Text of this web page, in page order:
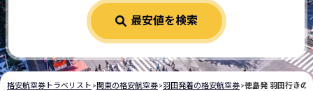
最安値を検索
格安航空券トラベリスト > 関東の格安航空券>羽田発着の格安航空券>徳島発 羽田行きの